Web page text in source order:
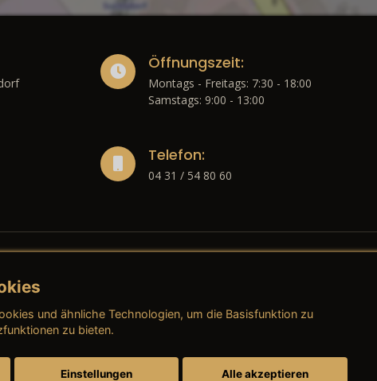
Öffnungszeit:
Montags - Freitags: 7:30 - 18:00
Samstags: 9:00 - 13:00
Telefon:
04 31 / 54 80 60
→ AGB (Neuwagen)
→ AGB (Teile &
und ähnliche Technologien, um die Basisfunktion zu
zu bieten.
Einstellungen Alle akzeptieren